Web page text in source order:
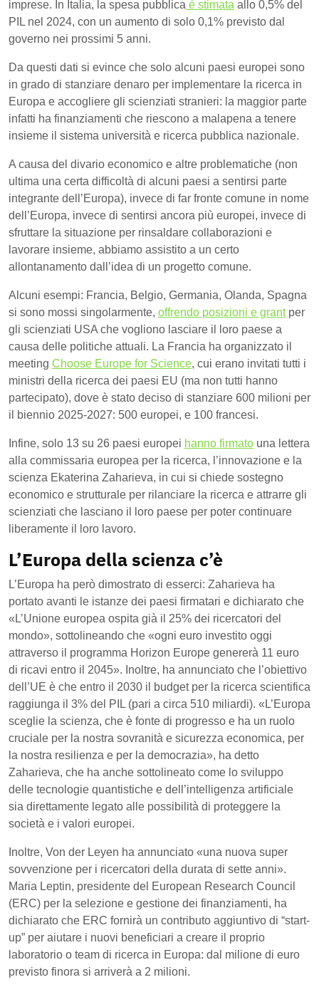
imprese. In Italia, la spesa pubblica è stimata allo 0,5% del
PIL nel 2024, con un aumento di solo 0,1% previsto dal
governo nei prossimi 5 anni.
Da questi dati si evince che solo alcuni paesi europei sono
in grado di stanziare denaro per implementare la ricerca in
Europa e accogliere gli scienziati stranieri: la maggior parte
infatti ha finanziamenti che riescono a malapena a tenere
insieme il sistema università e ricerca pubblica nazionale.
A causa del divario economico e altre problematiche (non
ultima una certa difficoltà di alcuni paesi a sentirsi parte
integrante dell’Europa), invece di far fronte comune in nome
dell’Europa, invece di sentirsi ancora più europei, invece di
sfruttare la situazione per rinsaldare collaborazioni e
lavorare insieme, abbiamo assistito a un certo
allontanamento dall’idea di un progetto comune.
Alcuni esempi: Francia, Belgio, Germania, Olanda, Spagna
si sono mossi singolarmente, offrendo posizioni e grantper
gli scienziati USA che vogliono lasciare il loro paese a
causa delle politiche attuali. La Francia ha organizzato il
meeting Choose Europe for Science, cui erano invitati tutti i
ministri della ricerca dei paesi EU (ma non tutti hanno
partecipato), dove è stato deciso di stanziare 600 milioni per
il biennio 2025-2027: 500 europei, e 100 francesi.
Infine, solo 13 su 26 paesi europei hanno firmato una lettera
alla commissaria europea per la ricerca, l’innovazione e la
scienza Ekaterina Zaharieva, in cui si chiede sostegno
economico e strutturale per rilanciare la ricerca e attrarre gli
scienziati che lasciano il loro paese per poter continuare
liberamente il loro lavoro.
L’Europa della scienza c’è
L’Europa ha però dimostrato di esserci: Zaharieva ha
portato avanti le istanze dei paesi firmatari e dichiarato che
«L’Unione europea ospita già il 25% dei ricercatori del
mondo», sottolineando che «ogni euro investito oggi
attraverso il programma Horizon Europe genererà 11 euro
di ricavi entro il 2045». Inoltre, ha annunciato che l’obiettivo
dell’UE è che entro il 2030 il budget per la ricerca scientifica
raggiunga il 3% del PIL (pari a circa 510 miliardi). «L’Europa
sceglie la scienza, che è fonte di progresso e ha un ruolo
cruciale per la nostra sovranità e sicurezza economica, per
la nostra resilienza e per la democrazia», ha detto
Zaharieva, che ha anche sottolineato come lo sviluppo
delle tecnologie quantistiche e dell’intelligenza artificiale
sia direttamente legato alle possibilità di proteggere la
società e i valori europei.
Inoltre, Von der Leyen ha annunciato «una nuova super
sovvenzione per i ricercatori della durata di sette anni».
Maria Leptin, presidente del European Research Council
(ERC) per la selezione e gestione dei finanziamenti, ha
dichiarato che ERC fornirà un contributo aggiuntivo di “start-
up” per aiutare i nuovi beneficiari a creare il proprio
laboratorio o team di ricerca in Europa: dal milione di euro
previsto finora si arriverà a 2 milioni.